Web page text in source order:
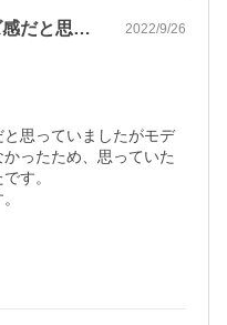
モデルさんが着ているサイズ感だと思って… 2022/9/26
思っていましたがモデ
ったため、思っていた
す。